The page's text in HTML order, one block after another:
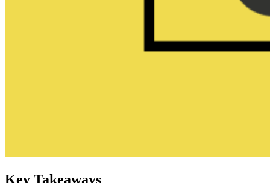
Key Takeaways